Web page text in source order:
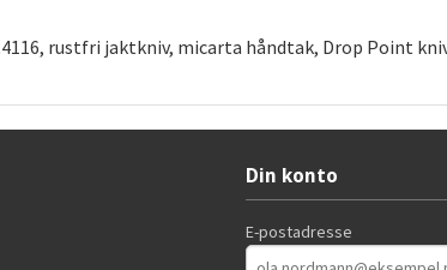
rustfri jaktkniv, micarta håndtak, Drop Point
Din konto
E-postadresse